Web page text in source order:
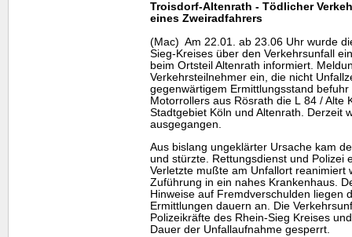
Troisdorf-Altenrath - Tödlicher
eines Zweiradfahrers
(Mac) Am 22.01. ab 23.06 Uhr wurde
Sieg-Kreises über den Verkehrsunfall
beim Ortsteil Altenrath informiert.
Verkehrsteilnehmer ein, die nicht
gegenwärtigem Ermittlungsstand
Motorrollers aus Rösrath die L 84 / Alte
Stadtgebiet Köln und Altenrath. Derzeit
ausgegangen.
Aus bislang ungeklärter Ursache kam
und stürzte. Rettungsdienst und Polizei
Verletzte mußte am Unfallort reanimiert
Zuführung in ein nahes Krankenhaus.
Hinweise auf Fremdverschulden liegen
Ermittlungen dauern an. Die
Polizeikräfte des Rhein-Sieg Kreises
Dauer der Unfallaufnahme gesperrt.